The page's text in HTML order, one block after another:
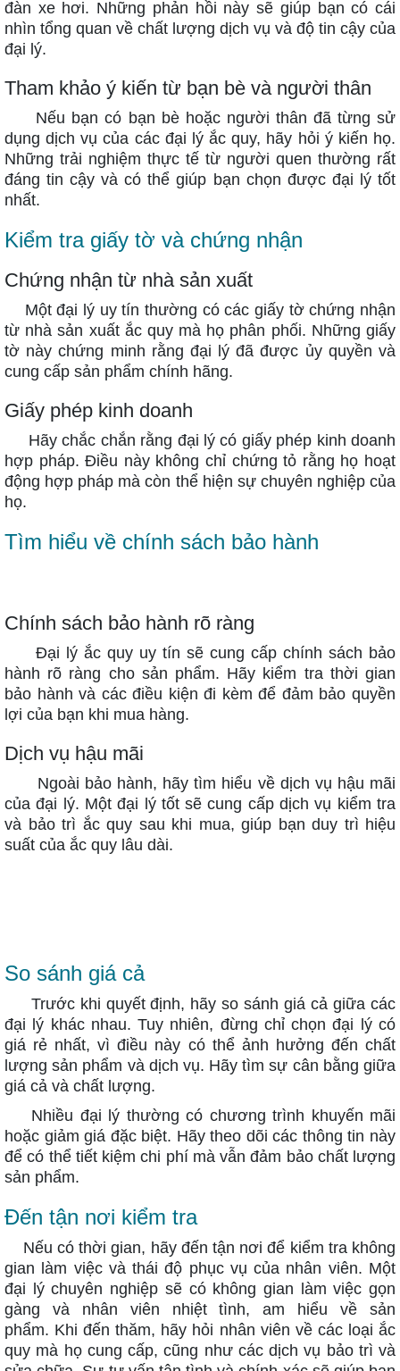
đàn xe hơi. Những phản hồi này sẽ giúp bạn có cái
nhìn tổng quan về chất lượng dịch vụ và độ tin cậy của
đại lý.
Tham khảo ý kiến từ bạn bè và người thân
Nếu bạn có bạn bè hoặc người thân đã từng sử
dụng dịch vụ của các đại lý ắc quy, hãy hỏi ý kiến họ.
Những trải nghiệm thực tế từ người quen thường rất
đáng tin cậy và có thể giúp bạn chọn được đại lý tốt
nhất.
Kiểm tra giấy tờ và chứng nhận
Chứng nhận từ nhà sản xuất
Một đại lý uy tín thường có các giấy tờ chứng nhận
từ nhà sản xuất ắc quy mà họ phân phối. Những giấy
tờ này chứng minh rằng đại lý đã được ủy quyền và
cung cấp sản phẩm chính hãng.
Giấy phép kinh doanh
Hãy chắc chắn rằng đại lý có giấy phép kinh doanh
hợp pháp. Điều này không chỉ chứng tỏ rằng họ hoạt
động hợp pháp mà còn thể hiện sự chuyên nghiệp của
họ.
Tìm hiểu về chính sách bảo hành
Chính sách bảo hành rõ ràng
Đại lý ắc quy uy tín sẽ cung cấp chính sách bảo
hành rõ ràng cho sản phẩm. Hãy kiểm tra thời gian
bảo hành và các điều kiện đi kèm để đảm bảo quyền
lợi của bạn khi mua hàng.
Dịch vụ hậu mãi
Ngoài bảo hành, hãy tìm hiểu về dịch vụ hậu mãi
của đại lý. Một đại lý tốt sẽ cung cấp dịch vụ kiểm tra
và bảo trì ắc quy sau khi mua, giúp bạn duy trì hiệu
suất của ắc quy lâu dài.
So sánh giá cả
Trước khi quyết định, hãy so sánh giá cả giữa các
đại lý khác nhau. Tuy nhiên, đừng chỉ chọn đại lý có
giá rẻ nhất, vì điều này có thể ảnh hưởng đến chất
lượng sản phẩm và dịch vụ. Hãy tìm sự cân bằng giữa
giá cả và chất lượng.
Nhiều đại lý thường có chương trình khuyến mãi
hoặc giảm giá đặc biệt. Hãy theo dõi các thông tin này
để có thể tiết kiệm chi phí mà vẫn đảm bảo chất lượng
sản phẩm.
Đến tận nơi kiểm tra
Nếu có thời gian, hãy đến tận nơi để kiểm tra không
gian làm việc và thái độ phục vụ của nhân viên. Một
đại lý chuyên nghiệp sẽ có không gian làm việc gọn
gàng và nhân viên nhiệt tình, am hiểu về sản
phẩm. Khi đến thăm, hãy hỏi nhân viên về các loại ắc
quy mà họ cung cấp, cũng như các dịch vụ bảo trì và